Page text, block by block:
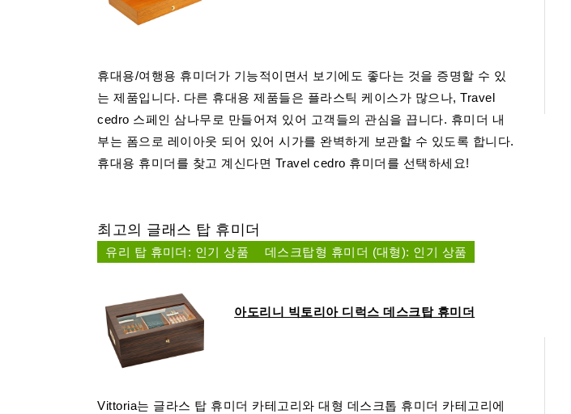
휴대용/여행용 휴미더가 기능적이면서 보기에도 좋다는 것을 증명할 수 있
는 제품입니다. 다른 휴대용 제품들은 플라스틱 케이스가 많으나, Travel
cedro 스페인 삼나무로 만들어져 있어 고객들의 관심을 끕니다. 휴미더 내
부는 폼으로 레이아웃 되어 있어 시가를 완벽하게 보관할 수 있도록 합니다.
휴대용 휴미더를 찾고 계신다면 Travel cedro 휴미더를 선택하세요!
최고의 글래스 탑 휴미더
유리 탑 휴미더: 인기 상품 데스크탑형 휴미더 (대형): 인기 상품
아도리니 빅토리아 디럭스 데스크탑 휴미더
Vittoria는 글라스 탑 휴미더 카테고리와 대형 데스크톱 휴미더 카테고리에